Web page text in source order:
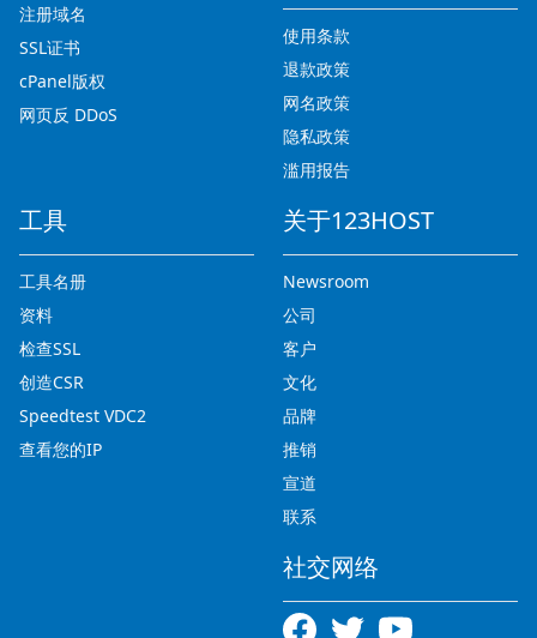
注册域名
SSL证书
cPanel版权
网页反 DDoS
使用条款
退款政策
网名政策
隐私政策
滥用报告
工具
工具名册
资料
检查SSL
创造CSR
Speedtest VDC2
查看您的IP
关于123HOST
Newsroom
公司
客户
文化
品牌
推销
宣道
联系
社交网络